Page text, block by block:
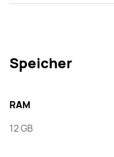
Speicher
RAM
12 GB